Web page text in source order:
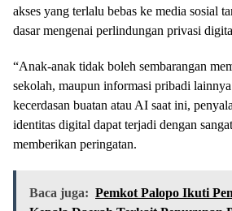
akses yang terlalu bebas ke media sosial
dasar mengenai perlindungan privasi
“Anak-anak tidak boleh sembarangan
sekolah, maupun informasi pribadi
kecerdasan buatan atau AI saat ini,
identitas digital dapat terjadi dengan
memberikan peringatan.
Baca juga: Pemkot Palopo Ikuti